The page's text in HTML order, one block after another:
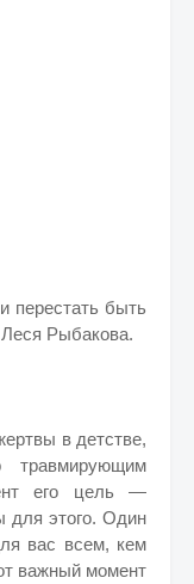
перестать быть
Рыбакова.
в детстве,
травмирующим
его цель —
для этого. Один
вас всем, кем
важный момент